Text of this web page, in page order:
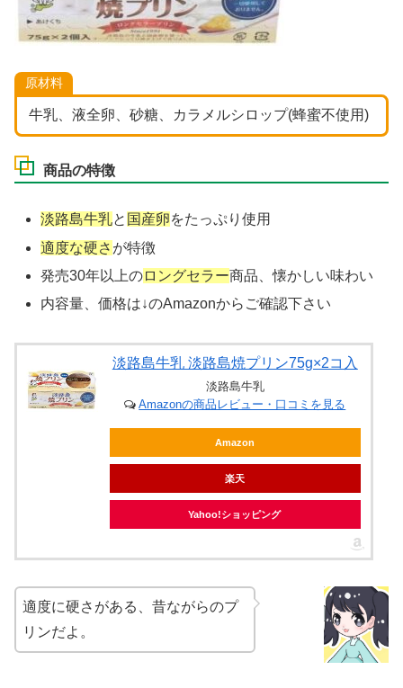
原材料
牛乳、液全卵、砂糖、カラメルシロップ(蜂蜜不使用)
商品の特徴
淡路島牛乳と 国産卵をたっぷり使用
適度な硬さ が特徴
発売30年以上のロングセラー商品、懐かしい味わい
内容量、価格は↓のAmazonからご確認下さい
淡路島牛乳 淡路島焼プリン75g×2コ入
淡路島牛乳
Amazonの商品レビュー・口コミを見る
Amazon
楽天
Yahoo!ショッピング
適度に硬さがある、昔ながらのプ
リンだよ。